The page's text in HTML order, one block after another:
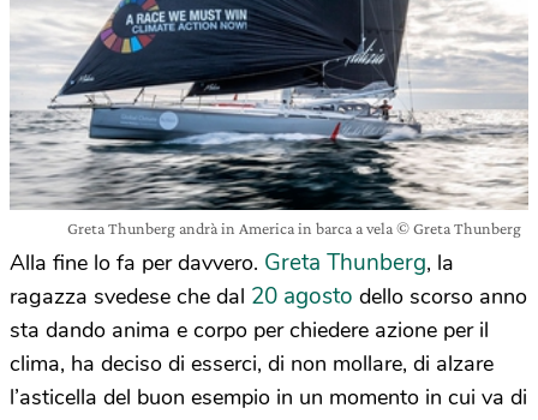
Greta Thunberg andrà in America in barca a vela © Greta Thunberg
Alla fine lo fa per davvero. Greta Thunberg, la
ragazza svedese che dal 20 agosto dello scorso anno
sta dando anima e corpo per chiedere azione per il
clima, ha deciso di esserci, di non mollare, di alzare
l’asticella del buon esempio in un momento in cui va di